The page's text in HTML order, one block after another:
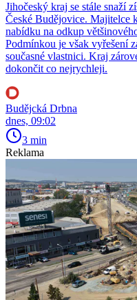
Jihočeský kraj se stále snaží
České Budějovice. Majitelce
nabídku na odkup
Podmínkou je však vyřešení
současné vlastnici. Kraj
dokončit co nejrychleji.
Budějcká Drbna
dnes, 09:02
3 min
Reklama